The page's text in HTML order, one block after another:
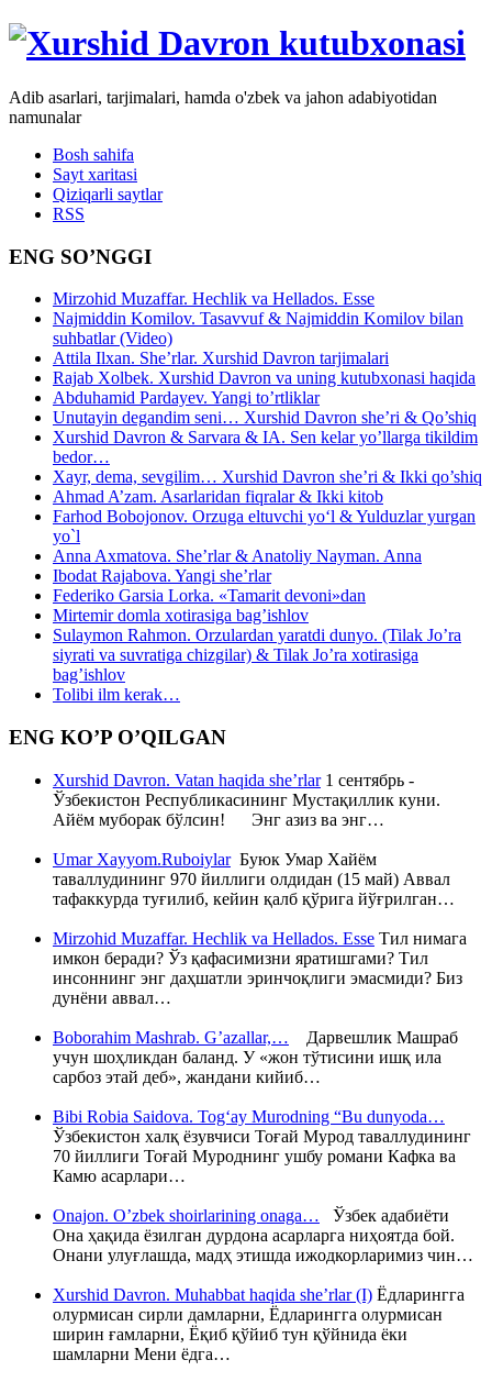
Adib asarlari, tarjimalari, hamda o'zbek va jahon adabiyotidan
namunalar
Bosh sahifa
Sayt xaritasi
Qiziqarli saytlar
RSS
ENG SO’NGGI
Mirzohid Muzaffar. Hechlik va Hellados. Esse
Najmiddin Komilov. Tasavvuf & Najmiddin Komilov bilan
suhbatlar (Video)
Attila Ilxan. She’rlar. Xurshid Davron tarjimalari
Rajab Xolbek. Xurshid Davron va uning kutubxonasi haqida
Abduhamid Pardayev. Yangi to’rtliklar
Unutayin degandim seni… Xurshid Davron she’ri & Qo’shiq
Xurshid Davron & Sarvara & IA. Sen kelar yo’llarga tikildim
bedor…
Xayr, dema, sevgilim… Xurshid Davron she’ri & Ikki qo’shiq
Ahmad A’zam. Asarlaridan fiqralar & Ikki kitob
Farhod Bobojonov. Orzuga eltuvchi yo‘l & Yulduzlar yurgan
yo`l
Anna Axmatova. She’rlar & Anatoliy Nayman. Anna
Ibodat Rajabova. Yangi she’rlar
Federiko Garsia Lorka. «Tamarit devoni»dan
Mirtemir domla xotirasiga bag’ishlov
Sulaymon Rahmon. Orzulardan yaratdi dunyo. (Tilak Jo’ra
siyrati va suvratiga chizgilar) & Tilak Jo’ra xotirasiga
bag’ishlov
Tolibi ilm kerak…
ENG KO’P O’QILGAN
Xurshid Davron. Vatan haqida she’rlar1 сентябрь -
Ўзбекистон Республикасининг Мустақиллик куни.
Айём муборак бўлсин! Энг азиз ва энг…
Umar Xayyom.RuboiylarБуюк Умар Хайём
таваллудининг 970 йиллиги олдидан (15 май) Аввал
тафаккурда туғилиб, кейин қалб қўрига йўғрилган…
Mirzohid Muzaffar. Hechlik va Hellados. Esse Тил нимага
имкон беради? Ўз қафасимизни яратишгами? Тил
инсоннинг энг даҳшатли эринчоқлиги эмасмиди? Биз
дунёни аввал…
Boborahim Mashrab. G’azallar,… Дарвешлик Машраб
учун шоҳликдан баланд. У «жон тўтисини ишқ ила
сарбоз этай деб», жандани кийиб…
Bibi Robia Saidova. Tog‘ay Murodning “Bu dunyoda…
Ўзбекистон халқ ёзувчиси Тоғай Мурод таваллудининг
70 йиллиги Тоғай Муроднинг ушбу романи Кафка ва
Камю асарлари…
Onajon. O’zbek shoirlarining onaga… Ўзбек адабиёти
Она ҳақида ёзилган дурдона асарларга ниҳоятда бой.
Онани улуғлашда, мадҳ этишда ижодкорларимиз чин…
Xurshid Davron. Muhabbat haqida she’rlar (I) Ёдларингга
олурмисан сирли дамларни, Ёдларингга олурмисан
ширин ғамларни, Ёқиб қўйиб тун қўйнида ёки
шамларни Мени ёдга…